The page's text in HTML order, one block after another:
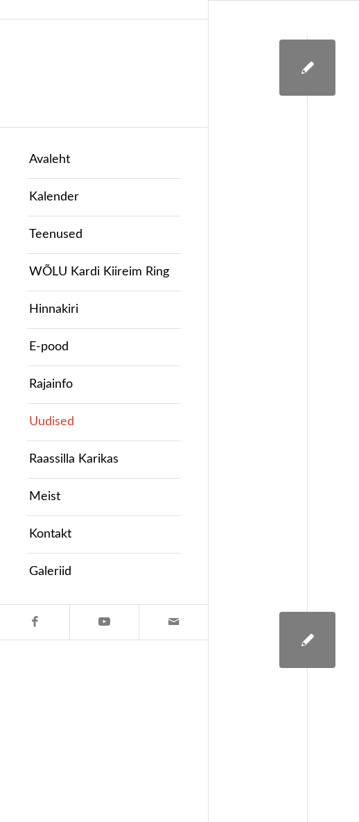
Avaleht
Kalender
Teenused
WÕLU Kardi Kiireim Ring
Hinnakiri
E-pood
Rajainfo
Uudised
Raassilla Karikas
Meist
Kontakt
Galeriid